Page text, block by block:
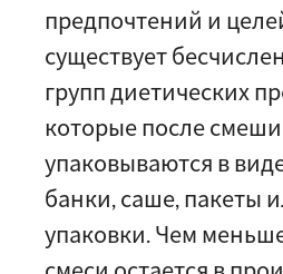
предпочтений и
существует
групп диетических
которые после
упаковываются в
банки, саше, пакеты
упаковки. Чем